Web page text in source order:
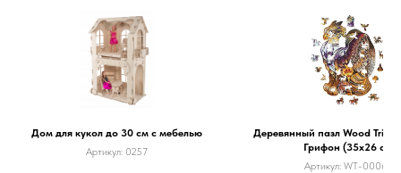
Дом для кукол до 30 см с мебелью
Артикул: 0257
Деревянный пазл Wood Trick
Грифон (35x26 см)
Артикул: WT-00064